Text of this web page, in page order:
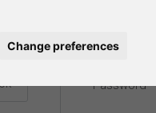
Change preferences
Password*